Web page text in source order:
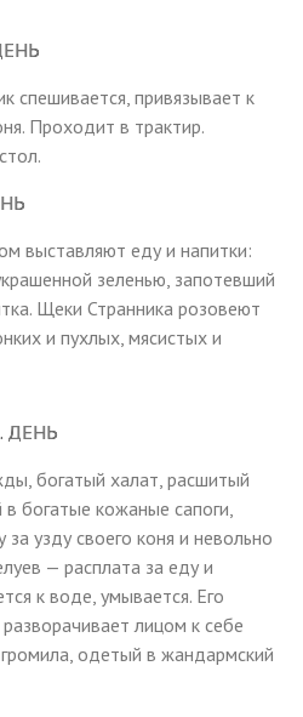
спешивается, привязывает к
Проходит в трактир.
выставляют еду и напитки:
зеленью, запотевший
Щеки Странника розовеют
и пухлых, мясистых и
ДЕНЬ
богатый халат, расшитый
богатые кожаные сапоги,
узду своего коня и невольно
— расплата за еду и
к воде, умывается. Его
лицом к себе
одетый в жандармский